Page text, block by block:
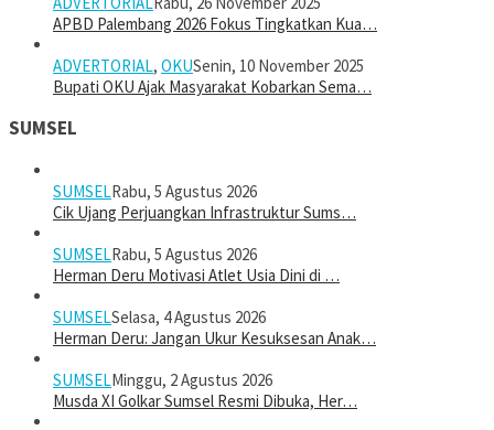
APBD Palembang 2026 Fokus Tingkatkan Kua…
ADVERTORIAL, OKUSenin, 10 November 2025
Bupati OKU Ajak Masyarakat Kobarkan Sema…
SUMSEL
SUMSELRabu, 5 Agustus 2026
Cik Ujang Perjuangkan Infrastruktur Sums…
SUMSELRabu, 5 Agustus 2026
Herman Deru Motivasi Atlet Usia Dini di …
SUMSELSelasa, 4 Agustus 2026
Herman Deru: Jangan Ukur Kesuksesan Anak…
SUMSELMinggu, 2 Agustus 2026
Musda XI Golkar Sumsel Resmi Dibuka, Her…